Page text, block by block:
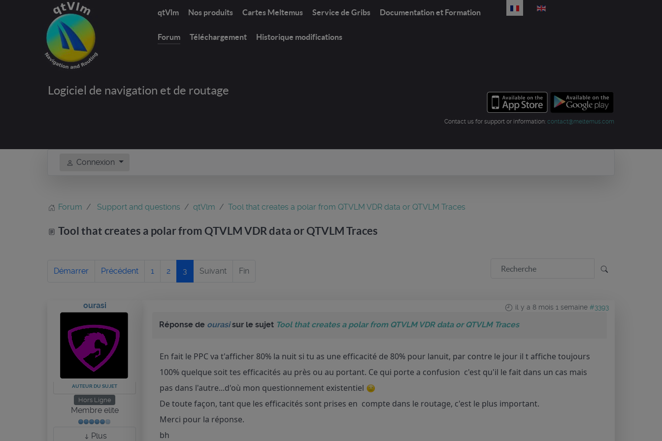
qtVlm Nos produits Cartes Meltemus Service de Gribs Documentation et Formation
Forum Téléchargement Historique modifications
Sélectionnez votre langue
Logiciel de navigation et de routage
Contact us for support or information: contact@meltemus.com
Connexion
Forum Support and questions qtVlm Tool that creates a polar from QTVLM VDR data or QTVLM Traces
Tool that creates a polar from QTVLM VDR data or QTVLM Traces
Démarrer Précédent 1 2 3 Suivant Fin
ourasi
AUTEUR DU SUJET
Hors Ligne
Membre elite
Plus
il y a 8 mois 1 semaine #3393
Réponse de ourasisur le sujet Tool that creates a polar from QTVLM VDR data or QTVLM Traces
En fait le PPC va t'afficher 80% la nuit si tu as une efficacité de 80% pour lanuit, par contre le jour il t affiche toujours
100% quelque soit tes efficacités au près ou au portant. Ce qui porte a confusion c'est qu'il le fait dans un cas mais
pas dans l'autre...d'où mon questionnement existentiel
De toute façon, tant que les efficacités sont prises en compte dans le routage, c'est le plus important.
Merci pour la réponse.
bh